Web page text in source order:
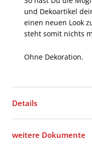
und Dekoartikel
einen neuen Look
steht somit nichts
Ohne Dekoration.
Details
weitere Dokumente